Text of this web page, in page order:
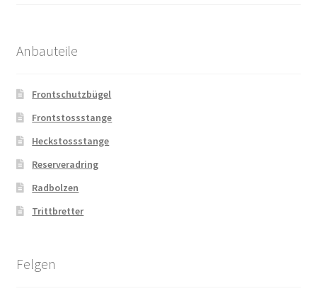
Anbauteile
Frontschutzbügel
Frontstossstange
Heckstossstange
Reserveradring
Radbolzen
Trittbretter
Felgen